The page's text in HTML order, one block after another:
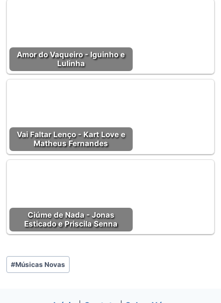
Amor do Vaqueiro - Iguinho e
Lulinha
Vai Faltar Lenço - Kart Love e
Matheus Fernandes
Ciúme de Nada - Jonas
Esticado e Priscila Senna
Tags
do
#Músicas Novas